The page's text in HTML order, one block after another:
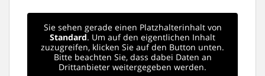
Sie sehen gerade einen Platzhalterinhalt von
Standard. Um auf den eigentlichen Inhalt
zuzugreifen, klicken Sie auf den Button unten.
Bitte beachten Sie, dass dabei Daten an
Drittanbieter weitergegeben werden.